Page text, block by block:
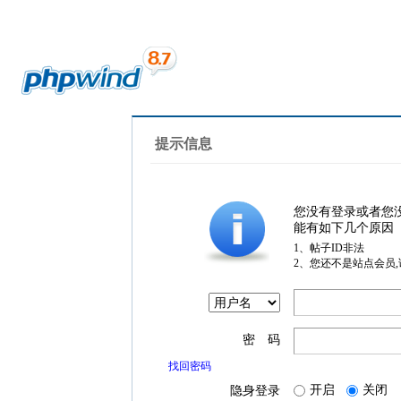
提示信息
您没有登录或者您
能有如下几个原因
1、帖子ID非法
2、您还不是站点会员
密 码
找回密码
隐身登录 开启 关闭